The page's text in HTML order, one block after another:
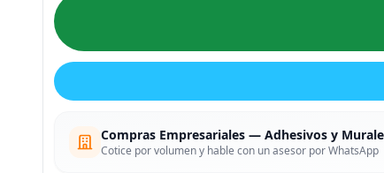
Compras Empresariales — Adhesivos y
Cotice por volumen y hable con un asesor por WhatsApp